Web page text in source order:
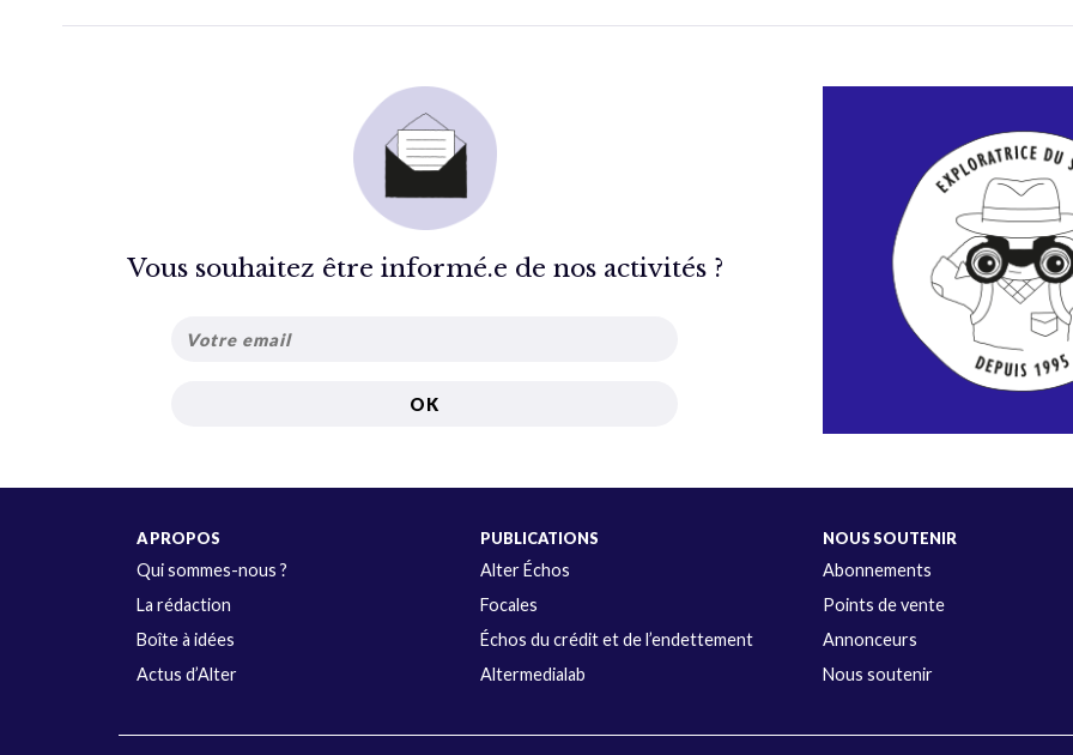
Vous souhaitez être informé.e de nos activités ?
A PROPOS
Qui sommes-nous ?
La rédaction
Boîte à idées
Actus d’Alter
PUBLICATIONS
Alter Échos
Focales
Échos du crédit et de l’endettement
Altermedialab
NOUS SOUTENIR
Abonnements
Points de vente
Annonceurs
Nous soutenir